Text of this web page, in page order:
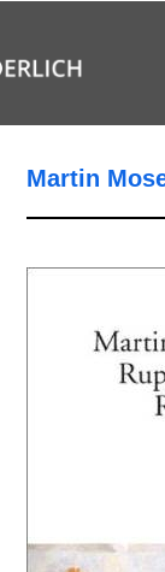
Martin